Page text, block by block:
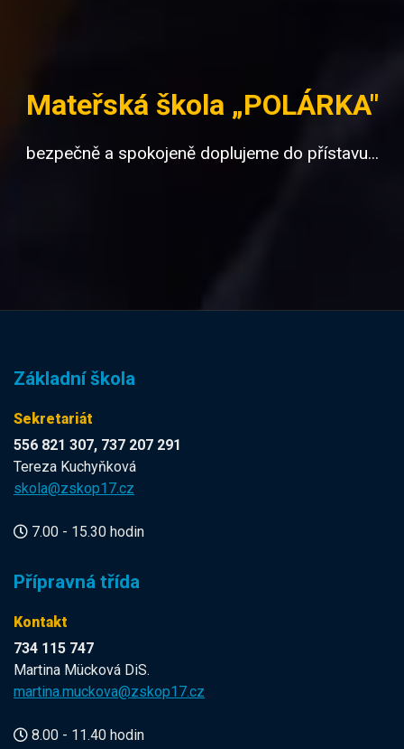
Mateřská škola „POLÁRKA"
bezpečně a spokojeně doplujeme do přístavu...
Základní škola
Sekretariát
556 821 307, 737 207 291
Tereza Kuchyňková
skola@zskop17.cz
7.00 - 15.30 hodin
Přípravná třída
Kontakt
734 115 747
Martina Mücková DiS.
martina.muckova@zskop17.cz
8.00 - 11.40 hodin